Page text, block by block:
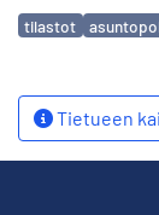
Avainsanat
tilastot
Tietueen